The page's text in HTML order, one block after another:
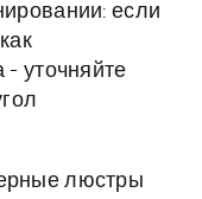
если
- уточняйте
люстры